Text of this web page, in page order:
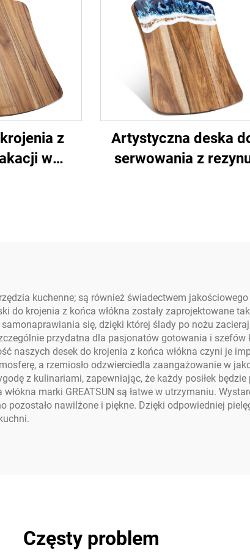
z
w
Artystyczna deska
serwowania z
kuchenne; są również świadectwem
do krojenia z końca włókna zostały zaprojektowane
się, dzięki której ślady po nożu
przydatna dla pasjonatów gotowania i
naszych desek do krojenia z końca włókna czyni je
a rzemiosło odzwierciedla zaangażowanie w
z kulinariami, zapewniając, że każdy posiłek
marki GREATSUN są łatwe w utrzymaniu.
nawilżone i piękne. Dzięki odpowiedniej
Częsty problem